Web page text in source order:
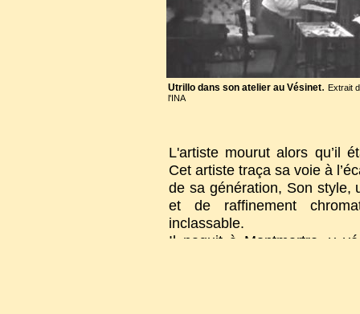
Utrillo dans son atelier au Vésinet. Extrait
l'INA
L'artiste mourut alors qu’il
Cet artiste traça sa voie à
de sa génération, Son style,
et de raffinement
inclassable.
Il naquit à Montmartre, y